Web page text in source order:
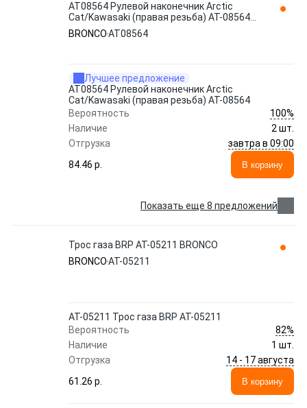
AT08564 Рулевой наконечник Arctic
Cat/Kawasaki (правая резьба) AT-08564
BRONCO
BRONCOAT08564
Лучшее предложение
AT08564 Рулевой наконечник Arctic
Cat/Kawasaki (правая резьба) AT-08564
Вероятность
100%
Наличие
2 шт.
Отгрузка
завтра в 09:00
84.46 p.
В корзину
Показать еще 8 предложений
Трос газа BRP AT-05211 BRONCO
BRONCOAT-05211
AT-05211 Трос газа BRP AT-05211
Вероятность
82%
Наличие
1 шт.
Отгрузка
14 - 17 августа
61.26 p.
В корзину